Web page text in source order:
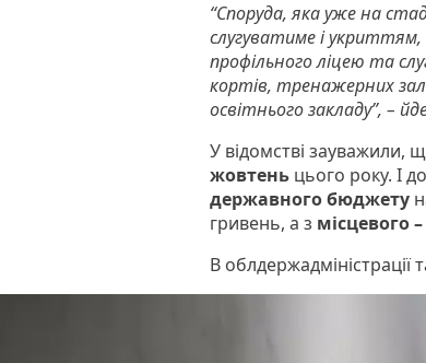
“Споруда, яка уже на
слугуватиме і укриттям,
профільного ліцею та
кортів, тренажерних
освітнього закладу”, –
У відомстві зауважили,
жовтень цього року. І
державного бюджету
гривень, а з місцевого
В облдержадміністрації